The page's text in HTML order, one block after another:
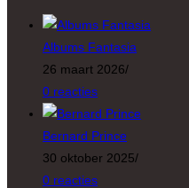
Albums Fantasia
26 maart 2026/
0 reacties
Bernard Prince
30 oktober 2025/
0 reacties